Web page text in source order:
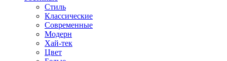
Стиль
Классические
Современные
Модерн
Хай-тек
Цвет